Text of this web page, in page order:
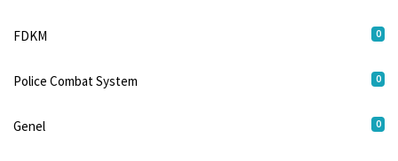
FDKM 0
Police Combat System 0
Genel 0